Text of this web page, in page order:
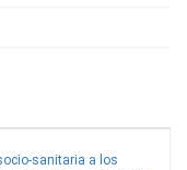
sanitaria a los